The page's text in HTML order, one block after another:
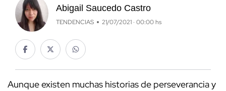
Abigail Saucedo Castro
TENDENCIAS 21/07/2021 · 00:00 hs
Aunque existen muchas historias de perseverancia y